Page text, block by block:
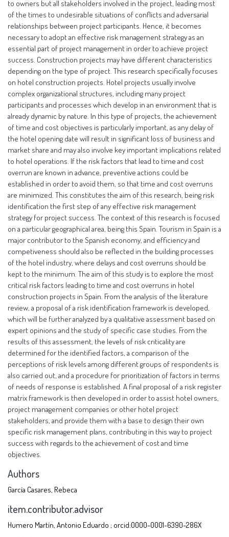
to owners but all stakeholders involved in the project, leading most
of the times to undesirable situations of conflicts and adversarial
relationships between project participants. Hence, it becomes
necessary to adopt an effective risk management strategy as an
essential part of project management in order to achieve project
success. Construction projects may have different characteristics
depending on the type of project. This research specifically focuses
on hotel construction projects. Hotel projects usually involve
complex organizational structures, including many project
participants and processes which develop in an environment that is
already dynamic by nature. In this type of projects, the achievement
of time and cost objectives is particularly important, as any delay of
the hotel opening date will result in significant loss of business and
market share and may also involve key important implications related
to hotel operations. If the risk factors that lead to time and cost
overrun are known in advance, preventive actions could be
established in order to avoid them, so that time and cost overruns
are minimized. This constitutes the aim of this research, being risk
identification the first step of any effective risk management
strategy for project success. The context of this research is focused
on a particular geographical area, being this Spain. Tourism in Spain is a
major contributor to the Spanish economy, and efficiency and
competiveness should also be reflected in the building processes
of the hotel industry, where delays and cost overruns should be
kept to the minimum. The aim of this study is to explore the most
critical risk factors leading to time and cost overruns in hotel
construction projects in Spain. From the analysis of the literature
review, a proposal of a risk identification framework is developed,
which will be further analyzed by a qualitative assessment based on
expert opinions and the study of specific case studies. From the
results of this assessment, the levels of risk criticality are
determined for the identified factors, a comparison of the
perceptions of risk levels among different groups of respondents is
also carried out, and a procedure for prioritization of factors in terms
of needs of response is established. A final proposal of a risk register
matrix framework is then developed in order to assist hotel owners,
project management companies or other hotel project
stakeholders, and provide them with a base to design their own
specific risk management plans, contributing in this way to project
success with regards to the achievement of cost and time
objectives.
Authors
García Casares, Rebeca
item.contributor.advisor
Humero Martín, Antonio Eduardo ; orcid:0000-0001-6390-286X